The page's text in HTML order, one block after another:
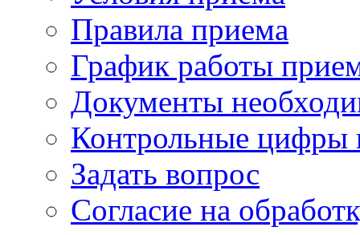
Правила приема
График работы
Документы
Контрольные цифры
Задать вопрос
Согласие на